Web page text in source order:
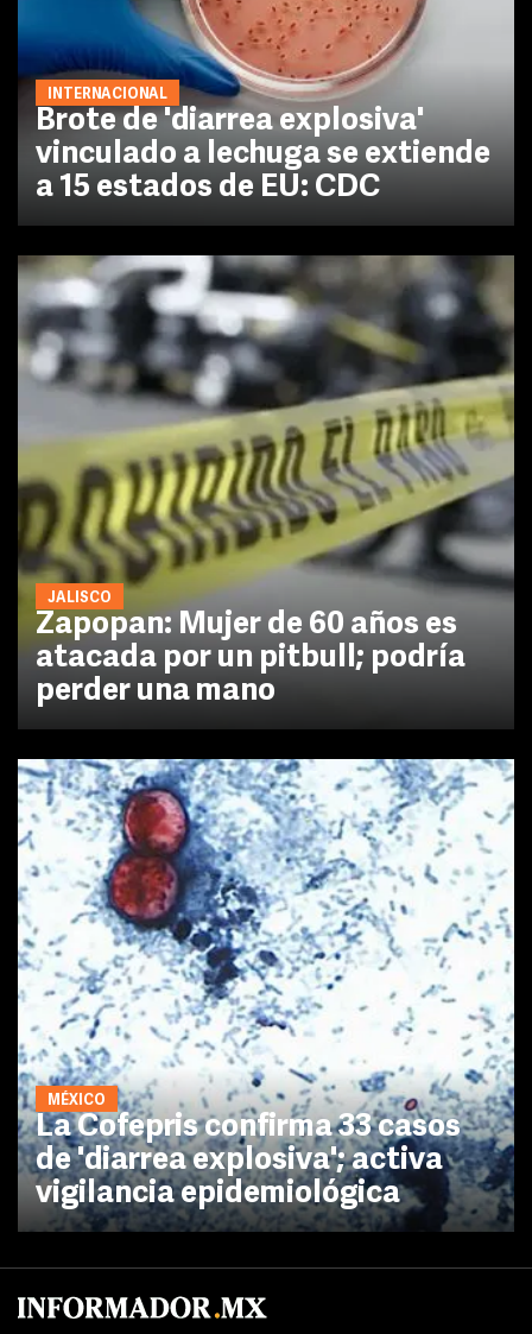
INTERNACIONAL
Brote de 'diarrea explosiva'
vinculado a lechuga se extiende
a 15 estados de EU: CDC
JALISCO
Zapopan: Mujer de 60 años es
atacada por un pitbull; podría
perder una mano
MÉXICO
La Cofepris confirma 33 casos
de 'diarrea explosiva'; activa
vigilancia epidemiológica